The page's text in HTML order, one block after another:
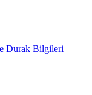
Durak Bilgileri